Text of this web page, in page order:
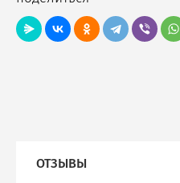
ОТЗЫВЫ